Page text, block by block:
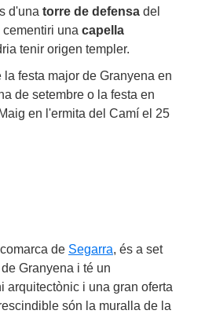
d'una torre de defensa del
una capella
tenir origen templer.
la festa major de Granyena en
de setembre o la festa en
en l'ermita del Camí el 25
de Segarra, és a set
Granyena i té un
arquitectònic i una gran oferta
són la muralla de la